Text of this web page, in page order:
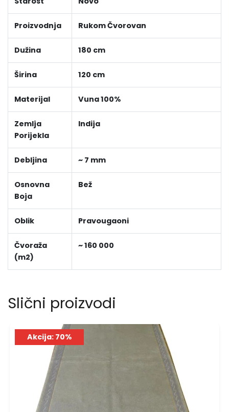
Proizvodnja Rukom Čvorovan
Dužina 180 cm
Širina 120 cm
Materijal Vuna 100%
Zemlja
Porijekla
Indija
Debljina ~ 7 mm
Osnovna
Boja
Bež
Oblik Pravougaoni
Čvoraža
(m2)
~ 160 000
Slični proizvodi
Akcija: 70%